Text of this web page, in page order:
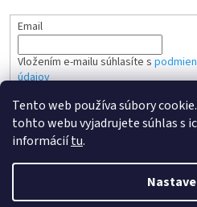
Tento web používa súbory
tohto webu vyjadrujete súhlas s
informáciítu.
Email
Vložením e-mailu súhlasíte s
údajov
PRIHLÁSIŤ SA
Vytvoril